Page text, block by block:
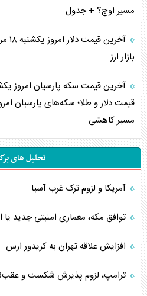
مسیر اوج؟ + جدول
بازار ارز
مسیر کاهشی
تحلیل های
آمریکا و لزوم ترک غرب آسیا
توافق مکه، معماری امنیتی جدید یا
افزایش علاقه تهران به کریدور ارس
ترامپ، لزوم پذیرش شکست و